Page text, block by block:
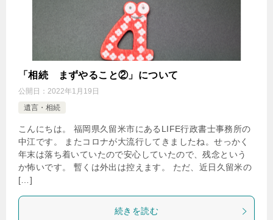
「相続 まずやること②」について
公開日： 2022年1月19日
遺言・相続
こんにちは。 福岡県久留米市にあるLIFE行政書士事務所の
中江です。 またコロナが大流行してきましたね。せっかく
年末は落ち着いていたので安心していたので、残念という
か怖いです。 暫くは外出は控えます。 ただ、近日久留米の
[…]
続きを読む